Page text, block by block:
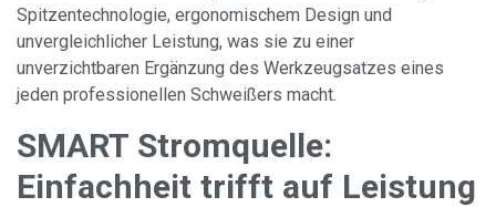
Spitzentechnologie, ergonomischem Design und
unvergleichlicher Leistung, was sie zu einer
unverzichtbaren Ergänzung des Werkzeugsatzes eines
jeden professionellen Schweißers macht.
SMART Stromquelle:
Einfachheit trifft auf Leistung